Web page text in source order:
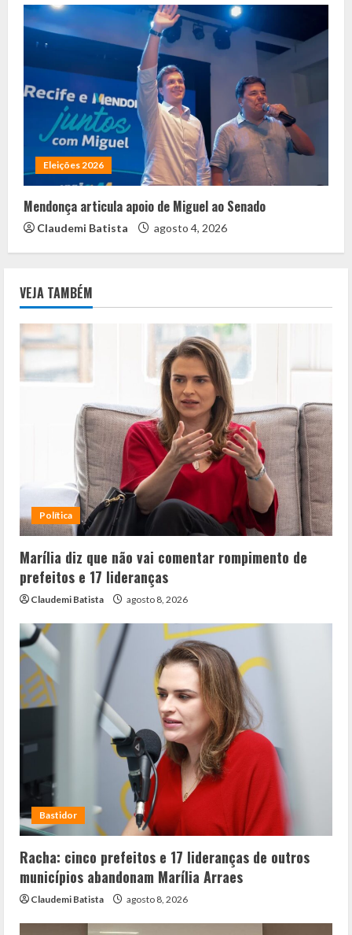
Eleições 2026
Mendonça articula apoio de Miguel ao Senado
Claudemi Batista agosto 4, 2026
VEJA TAMBÉM
Política
Marília diz que não vai comentar rompimento de
prefeitos e 17 lideranças
Claudemi Batista agosto 8, 2026
Bastidor
Racha: cinco prefeitos e 17 lideranças de outros
municípios abandonam Marília Arraes
Claudemi Batista agosto 8, 2026